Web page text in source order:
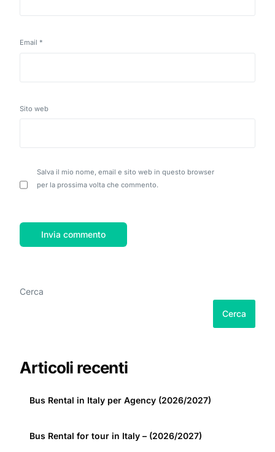
Email *
Sito web
Salva il mio nome, email e sito web in questo browser
per la prossima volta che commento.
Cerca
Cerca
Articoli recenti
Bus Rental in Italy per Agency (2026/2027)
Bus Rental for tour in Italy – (2026/2027)